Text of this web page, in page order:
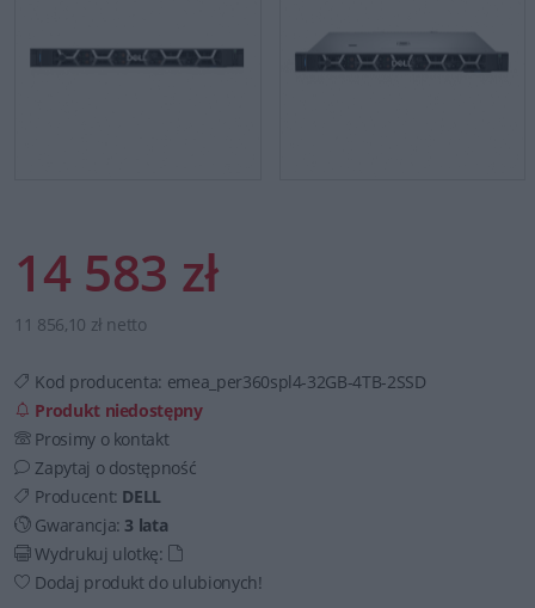
14 583 zł
11 856,10 zł netto
Kod producenta: emea_per360spl4-32GB-4TB-2SSD
Produkt niedostępny
Prosimy o kontakt
Zapytaj o dostępność
Producent: DELL
Gwarancja:3 lata
Wydrukuj ulotkę:
Dodaj produkt do ulubionych!